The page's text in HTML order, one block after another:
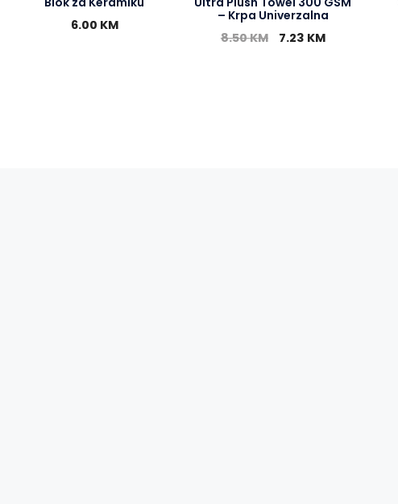
6.00 KM
– Krpa Univerzalna
8.50KM 7.23 KM